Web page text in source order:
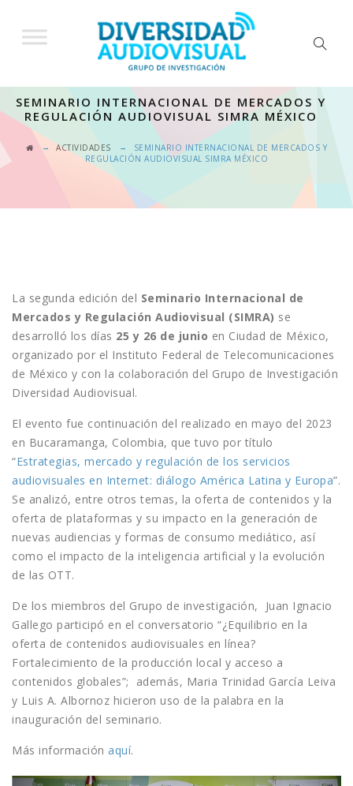
SEMINARIO INTERNACIONAL DE MERCADOS Y
REGULACIÓN AUDIOVISUAL SIMRA MÉXICO
→ ACTIVIDADES →
SEMINARIO INTERNACIONAL DE MERCADOS Y
REGULACIÓN AUDIOVISUAL SIMRA MÉXICO
La segunda edición del Seminario Internacional de
Mercados y Regulación Audiovisual (SIMRA) se
desarrolló los días 25 y 26 de junio en Ciudad de México,
organizado por el Instituto Federal de Telecomunicaciones
de México y con la colaboración del Grupo de Investigación
Diversidad Audiovisual.
El evento fue continuación del realizado en mayo del 2023
en Bucaramanga, Colombia, que tuvo por título
“Estrategias, mercado y regulación de los servicios
audiovisuales en Internet: diálogo América Latina y Europa”.
Se analizó, entre otros temas, la oferta de contenidos y la
oferta de plataformas y su impacto en la generación de
nuevas audiencias y formas de consumo mediático, así
como el impacto de la inteligencia artificial y la evolución
de las OTT.
De los miembros del Grupo de investigación, Juan Ignacio
Gallego participó en el conversatorio “¿Equilibrio en la
oferta de contenidos audiovisuales en línea?
Fortalecimiento de la producción local y acceso a
contenidos globales”; además, Maria Trinidad García Leiva
y Luis A. Albornoz hicieron uso de la palabra en la
inauguración del seminario.
Más información aquí.